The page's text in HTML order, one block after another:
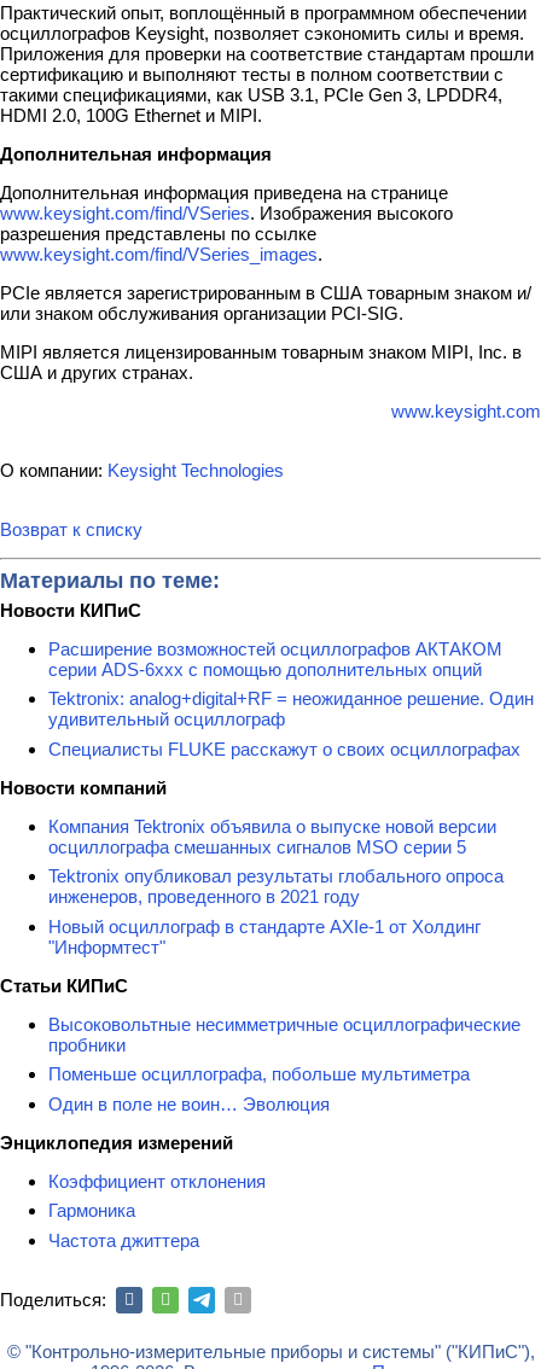
Практический опыт, воплощённый в программном обеспечении
осциллографов Keysight, позволяет сэкономить силы и время.
Приложения для проверки на соответствие стандартам прошли
сертификацию и выполняют тесты в полном соответствии с
такими спецификациями, как USB 3.1, PCIe Gen 3, LPDDR4,
HDMI 2.0, 100G Ethernet и MIPI.
Дополнительная информация
Дополнительная информация приведена на странице
www.keysight.com/find/VSeries. Изображения высокого
разрешения представлены по ссылке
www.keysight.com/find/VSeries_images.
PCIe является зарегистрированным в США товарным знаком и/
или знаком обслуживания организации PCI-SIG.
MIPI является лицензированным товарным знаком MIPI, Inc. в
США и других странах.
www.keysight.com
О компании: Keysight Technologies
Возврат к списку
Материалы по теме:
Новости КИПиС
Расширение возможностей осциллографов АКТАКОМ
серии ADS-6ххх с помощью дополнительных опций
Tektronix: analog+digital+RF = неожиданное решение. Один
удивительный осциллограф
Специалисты FLUKE расскажут о своих осциллографах
Новости компаний
Компания Tektronix объявила о выпуске новой версии
осциллографа смешанных сигналов MSO серии 5
Tektronix опубликовал результаты глобального опроса
инженеров, проведенного в 2021 году
Новый осциллограф в стандарте AXIe-1 от Холдинг
"Информтест"
Статьи КИПиС
Высоковольтные несимметричные осциллографические
пробники
Поменьше осциллографа, побольше мультиметра
Один в поле не воин… Эволюция
Энциклопедия измерений
Коэффициент отклонения
Гармоника
Частота джиттера
Поделиться:
© "Контрольно-измерительные приборы и системы" ("КИПиС"),